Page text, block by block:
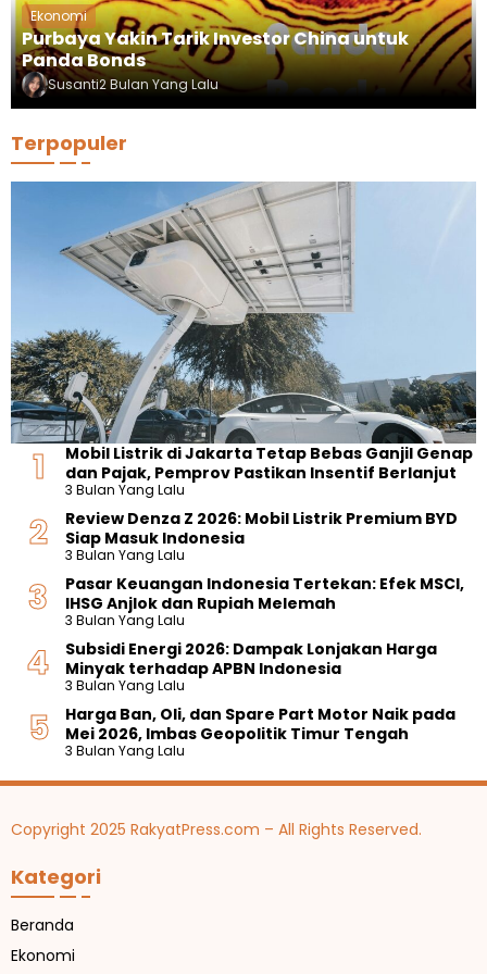
Ekonomi
Purbaya Yakin Tarik Investor China untuk
Panda Bonds
Susanti2 Bulan Yang Lalu
Terpopuler
Mobil Listrik di Jakarta Tetap Bebas Ganjil Genap
dan Pajak, Pemprov Pastikan Insentif Berlanjut
3 Bulan Yang Lalu
Review Denza Z 2026: Mobil Listrik Premium BYD
Siap Masuk Indonesia
3 Bulan Yang Lalu
Pasar Keuangan Indonesia Tertekan: Efek MSCI,
IHSG Anjlok dan Rupiah Melemah
3 Bulan Yang Lalu
Subsidi Energi 2026: Dampak Lonjakan Harga
Minyak terhadap APBN Indonesia
3 Bulan Yang Lalu
Harga Ban, Oli, dan Spare Part Motor Naik pada
Mei 2026, Imbas Geopolitik Timur Tengah
3 Bulan Yang Lalu
Copyright 2025 RakyatPress.com – All Rights Reserved.
Kategori
Beranda
Ekonomi